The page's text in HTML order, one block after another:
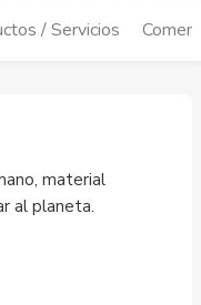
/ Servicios
material
al planeta.